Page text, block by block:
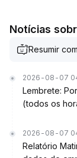
Notícias
Resumir
2026-08-07
Lembrete:
(todos os
2026-08-07
Relatório